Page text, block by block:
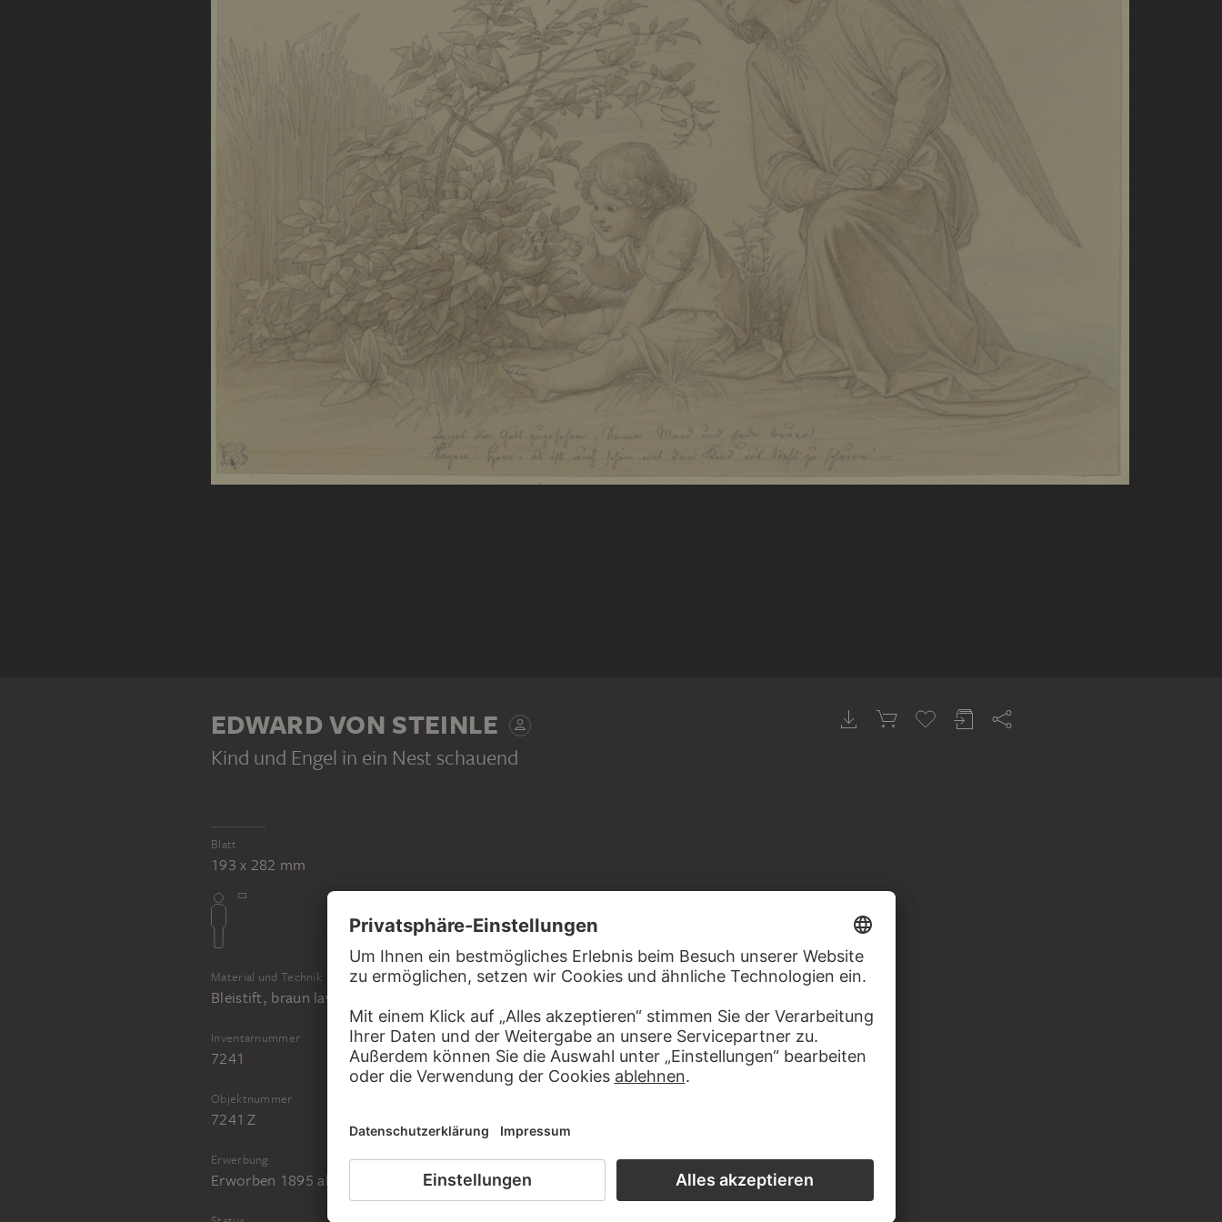
EDWARD VON STEINLE
Kind und Engel in ein Nest schauend
Blatt
193 x 282 mm
Material und Technik
Bleistift, braun laviert, auf beigem Velinpapier
Inventarnummer
7241
Objektnummer
7241 Z
Erwerbung
Erworben 1895 als Schenkung von Josephine und Anton Brentano